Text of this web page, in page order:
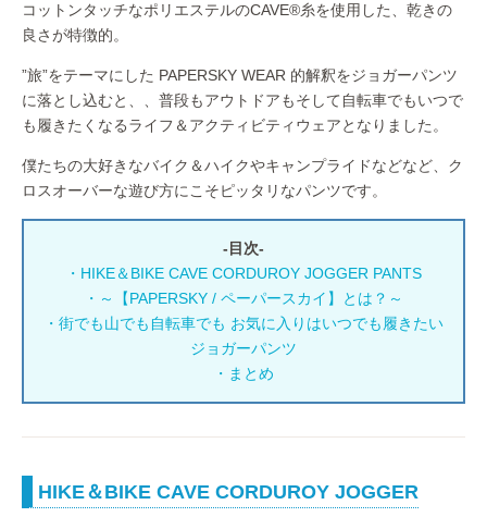
コットンタッチなポリエステルのCAVE®糸を使用した、乾きの
良さが特徴的。
”旅”をテーマにした PAPERSKY WEAR 的解釈をジョガーパンツ
に落とし込むと、、普段もアウトドアもそして自転車でもいつで
も履きたくなるライフ＆アクティビティウェアとなりました。
僕たちの大好きなバイク＆ハイクやキャンプライドなどなど、ク
ロスオーバーな遊び方にこそピッタリなパンツです。
-目次-
・HIKE＆BIKE CAVE CORDUROY JOGGER PANTS
・～【PAPERSKY / ペーパースカイ】とは？～
・街でも山でも自転車でも お気に入りはいつでも履きたい
ジョガーパンツ
・まとめ
HIKE＆BIKE CAVE CORDUROY JOGGER